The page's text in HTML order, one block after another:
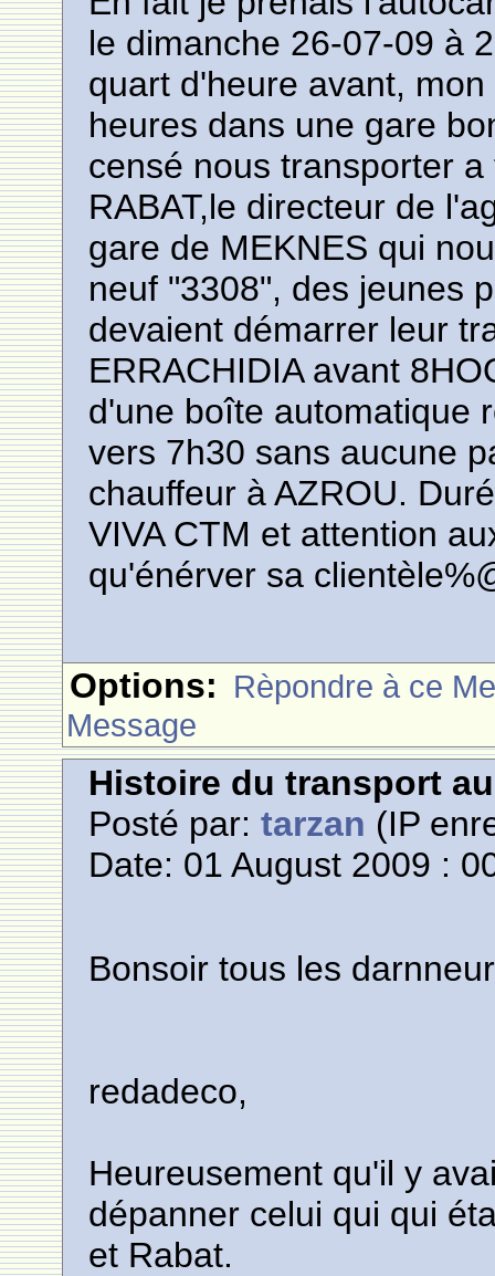
le dimanche 26-07-09 à
quart d'heure avant,
heures dans une gare
censé nous transporter
RABAT,le directeur de
gare de MEKNES qui
neuf "3308", des jeunes
devaient démarrer leur
ERRACHIDIA avant
d'une boîte automatique
vers 7h30 sans aucune
chauffeur à AZROU.
VIVA CTM et attention
qu'énérver sa
Options: Rèpondre à ce
Message
Histoire du transport
Posté par:tarzan (IP
Date: 01 August 2009 :
Bonsoir tous les
redadeco,
Heureusement qu'il y
dépanner celui qui qui
et Rabat.